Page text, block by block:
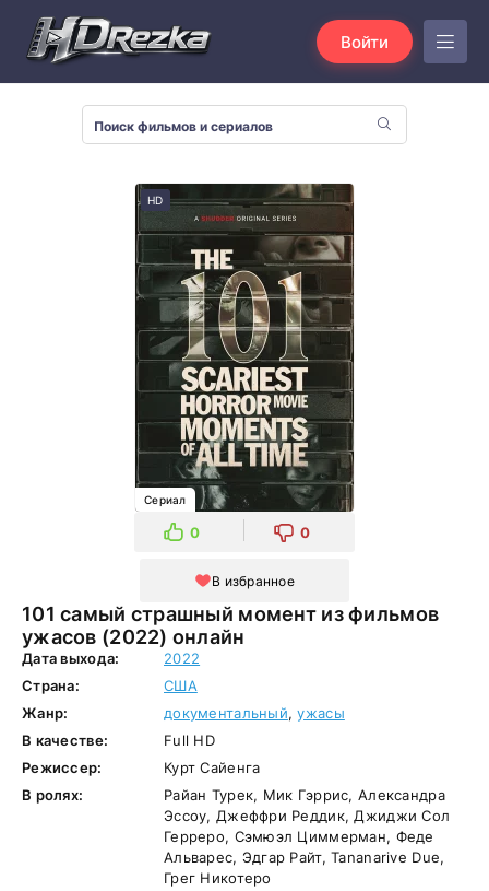
Войти
101 самый страшный момент из фильмов
ужасов (2022) онлайн
HD
Сериал
0 0
В избранное
Дата выхода:
2022
Страна:
США
Жанр:
документальный,ужасы
В качестве:
Full HD
Режиссер:
Курт Сайенга
В ролях:
Райан Турек, Мик Гэррис, Александра
Эссоу, Джеффри Реддик, Джиджи Сол
Герреро, Сэмюэл Циммерман, Феде
Альварес, Эдгар Райт, Tananarive Due,
Грег Никотеро